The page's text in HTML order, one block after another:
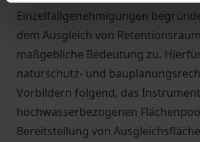
Einzelfallgenehmigungen
dem Ausgleich von
maßgebliche Bedeutung zu.
naturschutz- und
Vorbildern folgend, das
hochwasserbezogenen
Bereitstellung von